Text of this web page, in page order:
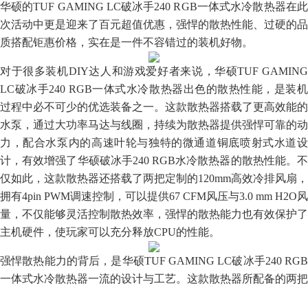
华硕的TUF GAMING LC破冰手240 RGB一体式水冷散热器在此
次活动中更是迎来了百元超值优惠，强悍的散热性能、过硬的品
质搭配钜惠价格，实在是一件不容错过的装机好物。
对于很多装机DIY达人和游戏爱好者来说，华硕TUF GAMING
LC破冰手240 RGB一体式水冷散热器出色的散热性能，是装机
过程中必不可少的优选装备之一。这款散热器搭载了更高效能的
水泵，通过大功率马达与线圈，持续为散热器提供强悍可靠的动
力，配合水泵内的高速叶轮与独特的微通道铜底喷射式水道设
计，有效增强了华硕破冰手240 RGB水冷散热器的散热性能。不
仅如此，这款散热器还搭载了两把定制的120mm高效冷排风扇，
拥有4pin PWM调速控制，可以提供67 CFM风压与3.0 mm H2O风
量，不仅能够灵活控制散热效率，强悍的散热能力也有效保护了
主机硬件，使玩家可以充分释放CPU的性能。
强悍散热能力的背后，是华硕TUF GAMING LC破冰手240 RGB
一体式水冷散热器一流的设计与工艺。这款散热器所配备的两把